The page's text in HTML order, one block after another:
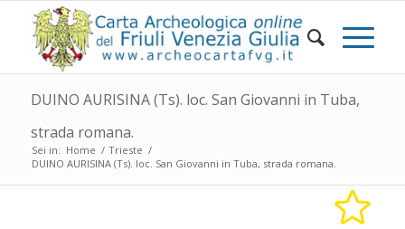
DUINO AURISINA (Ts). loc. San Giovanni in Tuba,
strada romana.
Sei in: Home / Trieste /
DUINO AURISINA (Ts). loc. San Giovanni in Tuba, strada romana.